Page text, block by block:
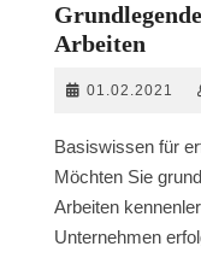
Arbeiten
Für
01.02.2021
Basiswissen für
Möchten Sie
Arbeiten
Unternehmen